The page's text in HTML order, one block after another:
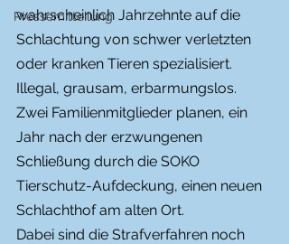
Pressemitteilung
wahrscheinlich Jahrzehnte auf die
Schlachtung von schwer verletzten
oder kranken Tieren spezialisiert.
Illegal, grausam, erbarmungslos.
Zwei Familienmitglieder planen, ein
Jahr nach der erzwungenen
Schließung durch die SOKO
Tierschutz-Aufdeckung, einen neuen
Schlachthof am alten Ort.
Dabei sind die Strafverfahren noch